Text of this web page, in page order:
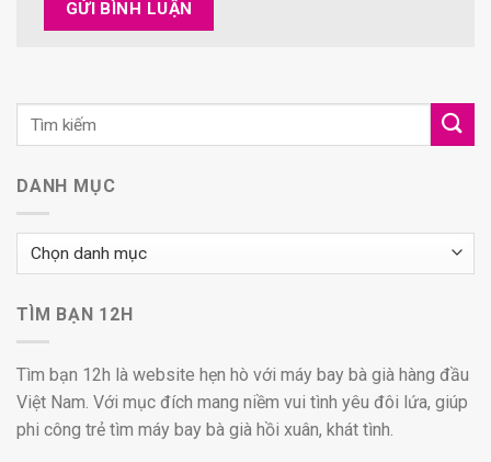
DANH MỤC
Danh
mục
TÌM BẠN 12H
Tìm bạn 12h là website hẹn hò với máy bay bà già hàng đầu
Việt Nam. Với mục đích mang niềm vui tình yêu đôi lứa, giúp
phi công trẻ tìm máy bay bà già hồi xuân, khát tình.